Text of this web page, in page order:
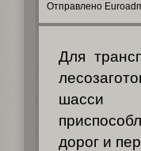
Отправлено
Для
шасси
дорог и